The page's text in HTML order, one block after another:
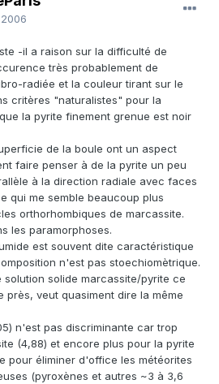
-il a raison sur la difficulté de
très probablement de
radiée et la couleur tirant sur le
critères "naturalistes" pour la
la pyrite finement grenue est noir
de la boule ont un aspect
faire penser à de la pyrite un peu
à la direction radiale avec faces
qui me semble beaucoup plus
orthorhombiques de marcassite.
les paramorphoses.
est souvent dite caractéristique
n'est pas stoechiomètrique.
solide marcassite/pyrite ce
veut quasiment dire la même
n'est pas discriminante car trop
(4,88) et encore plus pour la pyrite
pour éliminer d'office les météorites
(pyroxènes et autres ~3 à 3,6